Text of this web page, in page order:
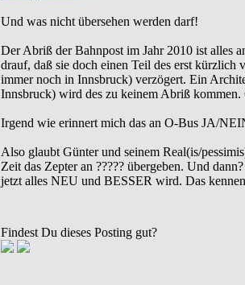
Und was nicht übersehen werden darf!
Der Abriß der Bahnpost im Jahr 2010 ist alles
drauf, daß sie doch einen Teil des erst kürzlich
immer noch in Innsbruck) verzögert. Ein
Innsbruck) wird des zu keinem Abriß kommen.
Irgend wie erinnert mich das an O-Bus JA/
Also glaubt Günter und seinem Real(is/
Zeit das Zepter an ????? übergeben. Und
jetzt alles NEU und BESSER wird. Das
Findest Du dieses Posting gut?